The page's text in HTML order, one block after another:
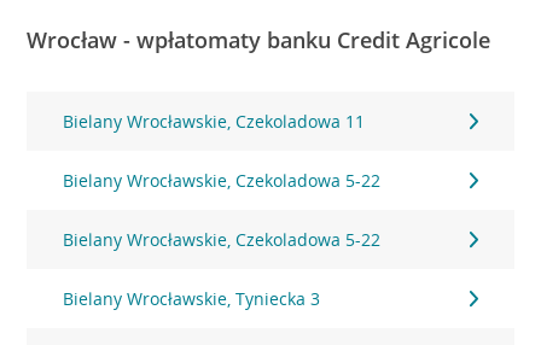
Wrocław - wpłatomaty banku Credit Agricole
Bielany Wrocławskie, Czekoladowa 11
Bielany Wrocławskie, Czekoladowa 5-22
Bielany Wrocławskie, Czekoladowa 5-22
Bielany Wrocławskie, Tyniecka 3